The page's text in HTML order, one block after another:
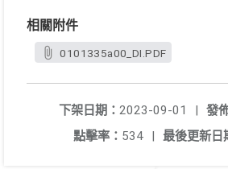
相關附件
0101335a00_DI.PDF
發
下架日期： 2023-09-01
|
最後更新日
點擊率： 534 |